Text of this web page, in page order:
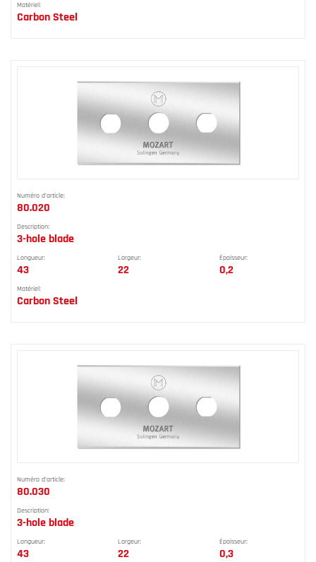
Matériel:
Carbon Steel
Numéro d'article:
80.020
Description:
3-hole blade
Longueur:
43
Largeur:
22
Épaisseur:
0,2
Matériel:
Carbon Steel
Numéro d'article:
80.030
Description:
3-hole blade
Longueur:
43
Largeur:
22
Épaisseur:
0,3